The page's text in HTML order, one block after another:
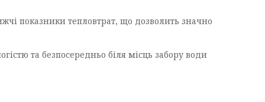
показники тепловтрат, що дозволить значно
та безпосередньо біля місць забору води